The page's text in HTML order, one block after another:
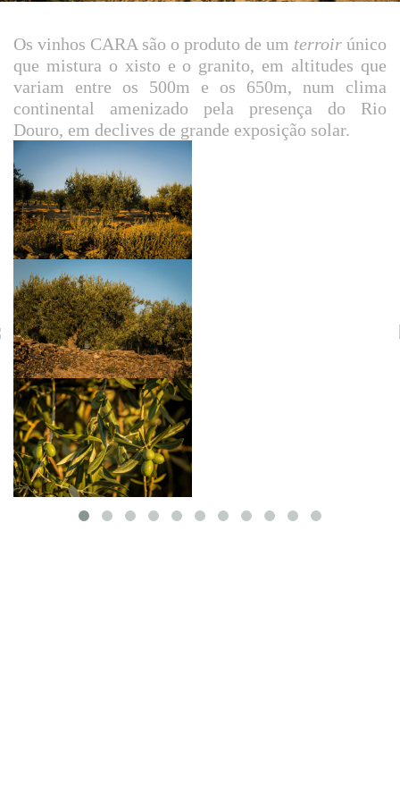
Os vinhos CARA são o produto de um terroir único
que mistura o xisto e o granito, em altitudes que
variam entre os 500m e os 650m, num clima
continental amenizado pela presença do Rio
Douro, em declives de grande exposição solar.